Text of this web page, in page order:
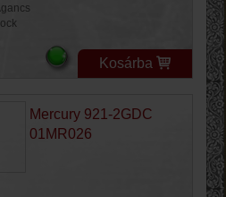
Kosárba
Mercury 921-2GDC
01MR026